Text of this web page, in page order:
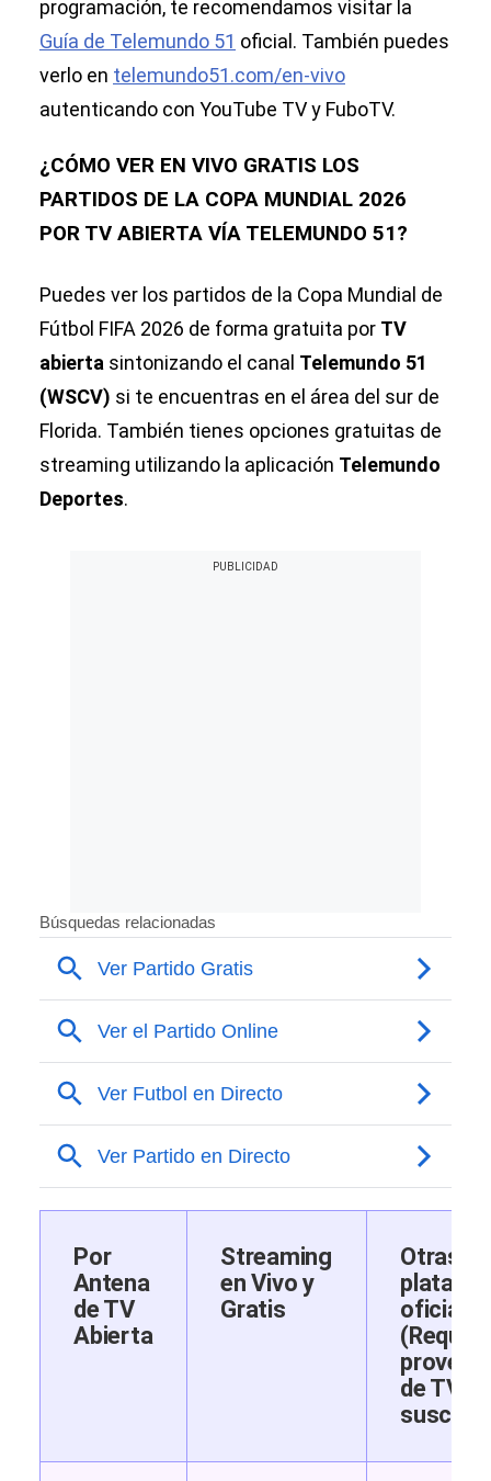
programación, te recomendamos visitar la
Guía de Telemundo 51 oficial. También puedes
verlo en telemundo51.com/en-vivo
autenticando con YouTube TV y FuboTV.
¿CÓMO VER EN VIVO GRATIS LOS
PARTIDOS DE LA COPA MUNDIAL 2026
POR TV ABIERTA VÍA TELEMUNDO 51?
Puedes ver los partidos de la Copa Mundial de
Fútbol FIFA 2026 de forma gratuita por TV
abierta sintonizando el canal Telemundo 51
(WSCV) si te encuentras en el área del sur de
Florida. También tienes opciones gratuitas de
streaming utilizando la aplicación Telemundo
Deportes.
Por
Antena
de TV
Abierta
Streaming
en Vivo y
Gratis
Otras
oficiales
de TV o